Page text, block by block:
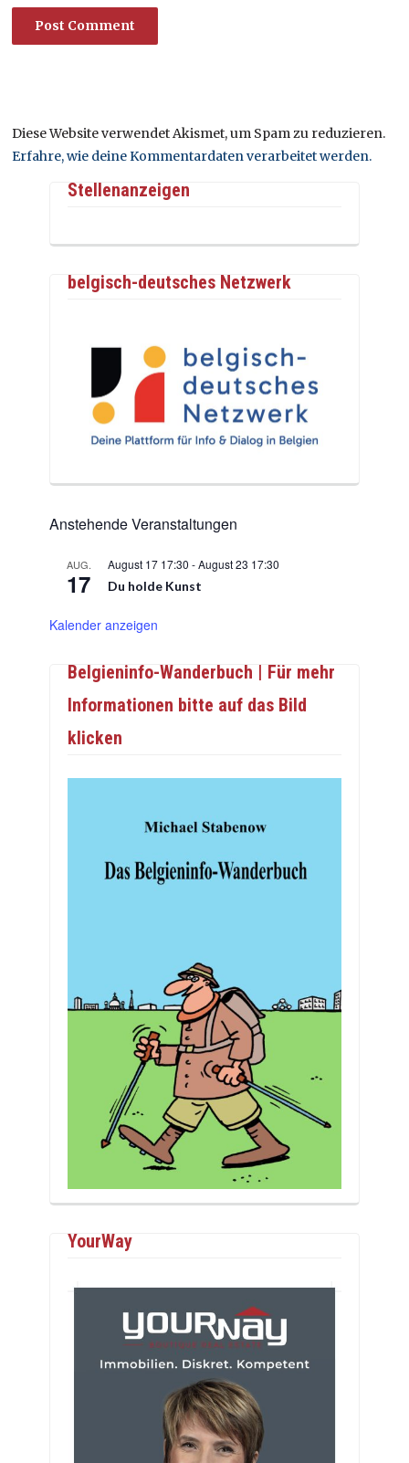
Diese Website verwendet Akismet, um Spam zu reduzieren.
Erfahre, wie deine Kommentardaten verarbeitet werden.
Stellenanzeigen
belgisch-deutsches Netzwerk
Anstehende Veranstaltungen
AUG.
17
August 17 17:30 -August 23 17:30
Du holde Kunst
Kalender anzeigen
Belgieninfo-Wanderbuch | Für mehr
Informationen bitte auf das Bild
klicken
YourWay